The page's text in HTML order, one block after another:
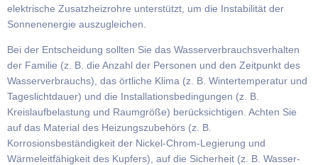
elektrische Zusatzheizrohre unterstützt, um die Instabilität der
Sonnenenergie auszugleichen.
Bei der Entscheidung sollten Sie das Wasserverbrauchsverhalten
der Familie (z. B. die Anzahl der Personen und den Zeitpunkt des
Wasserverbrauchs), das örtliche Klima (z. B. Wintertemperatur und
Tageslichtdauer) und die Installationsbedingungen (z. B.
Kreislaufbelastung und Raumgröße) berücksichtigen. Achten Sie
auf das Material des Heizungszubehörs (z. B.
Korrosionsbeständigkeit der Nickel-Chrom-Legierung und
Wärmeleitfähigkeit des Kupfers), auf die Sicherheit (z. B. Wasser-